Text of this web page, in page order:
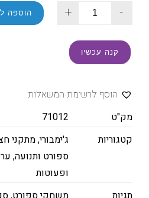
-
+ הוספה
קנה עכשיו
הוסף לרשימת המשאלות
מק"ט
71012
קטגוריות
ג'ימבורי,מתקני
ספורט ותנועה,
ופעוטות